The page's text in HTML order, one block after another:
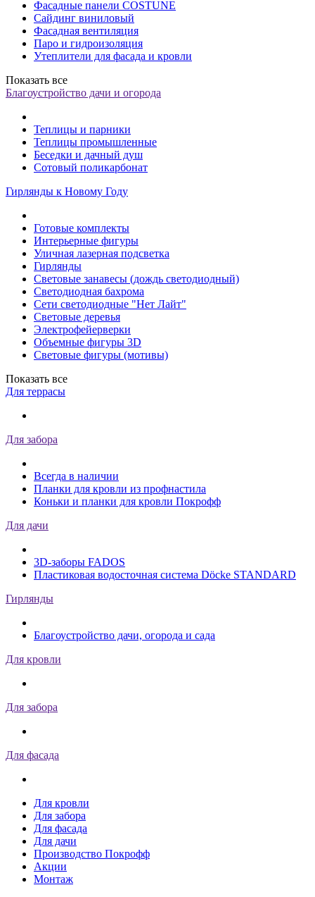
Фасадные панели COSTUNE
Сайдинг виниловый
Фасадная вентиляция
Паро и гидроизоляция
Утеплители для фасада и кровли
Показать все
Благоустройство дачи и огорода
Теплицы и парники
Теплицы промышленные
Беседки и дачный душ
Сотовый поликарбонат
Гирлянды к Новому Году
Готовые комплекты
Интерьерные фигуры
Уличная лазерная подсветка
Гирлянды
Световые занавесы (дождь светодиодный)
Светодиодная бахрома
Сети светодиодные "Нет Лайт"
Световые деревья
Электрофейерверки
Объемные фигуры 3D
Световые фигуры (мотивы)
Показать все
Для террасы
Для забора
Всегда в наличии
Планки для кровли из профнастила
Коньки и планки для кровли Покрофф
Для дачи
3D-заборы FADOS
Пластиковая водосточная система Döcke STANDARD
Гирлянды
Благоустройство дачи, огорода и сада
Для кровли
Для забора
Для фасада
Для кровли
Для забора
Для фасада
Для дачи
Производство Покрофф
Акции
Монтаж